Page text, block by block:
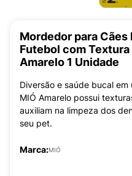
Mordedor para Cães
Futebol com
Amarelo 1 Unidade
Diversão e saúde bucal
MIÓ Amarelo possui
auxiliam na limpeza dos
seu pet.
Marca:MIÓ